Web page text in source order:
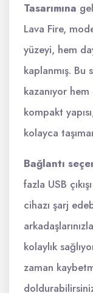
Tasarımına
Lava Fire,
yüzeyi, hem
kaplanmış.
kazanıyor
kompakt
kolayca
Bağlantı
fazla USB
cihazı şarj
kolaylık
zaman